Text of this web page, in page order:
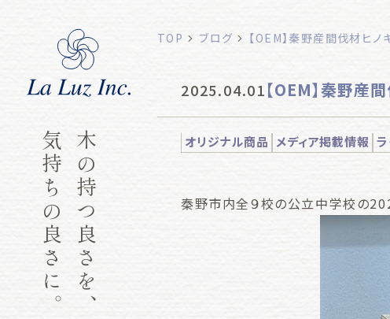
木の持つ良さを、
気持ちの良さに。
TOP ブログ 【OEM】秦野産間伐材ヒノ
2025.04.01【OEM】秦野産
オリジナル商品 メディア掲載情報
秦野市内全９校の公立中学校の